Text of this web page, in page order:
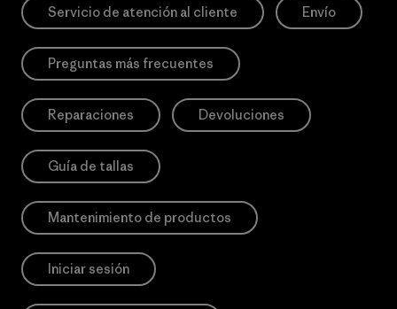
Servicio de atención al cliente Envío
Preguntas más frecuentes
Reparaciones Devoluciones
Guía de tallas
Mantenimiento de productos
Iniciar sesión